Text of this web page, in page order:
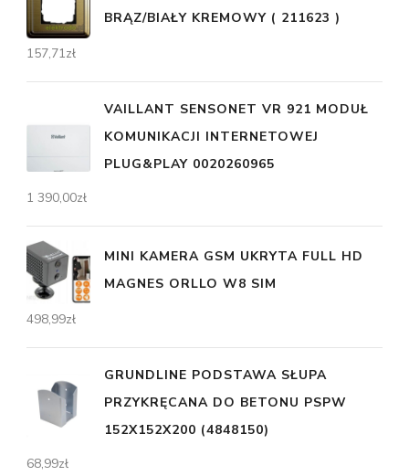
BRĄZ/BIAŁY KREMOWY ( 211623 )
157,71zł
VAILLANT SENSONET VR 921 MODUŁ
KOMUNIKACJI INTERNETOWEJ
PLUG&PLAY 0020260965
1 390,00zł
MINI KAMERA GSM UKRYTA FULL HD
MAGNES ORLLO W8 SIM
498,99zł
GRUNDLINE PODSTAWA SŁUPA
PRZYKRĘCANA DO BETONU PSPW
152X152X200 (4848150)
68,99zł